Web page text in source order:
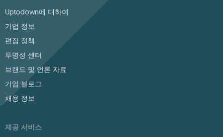
Uptodown에 대하여
기업 정보
편집 정책
투명성 센터
브랜드 및 언론 자료
기업 블로그
채용 정보
제공 서비스